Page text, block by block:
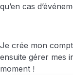
qu’en cas
Je crée mon
ensuite gérer mes
moment !